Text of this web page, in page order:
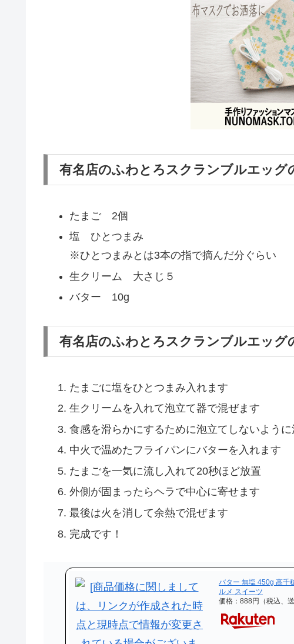
有名店のふわとろスクランブルエッグ
たまご 2個
塩 ひとつまみ
※ひとつまみとは3本の指で摘んだ分ぐらい
生クリーム 大さじ５
バター 10g
有名店のふわとろスクランブルエッグ
たまごに塩をひとつまみ入れます
生クリームを入れて泡立て器で混ぜます
食感を滑らかにするために泡立てしないように
中火で温めたフライパンにバターを入れます
たまごを一気に流し入れて20秒ほど放置
外側が固まったらヘラで中心に寄せます
最後は火を消して余熱で混ぜます
完成です！
バター 無塩 450g 高千
ルメ スイーツ
価格：888円（税込、